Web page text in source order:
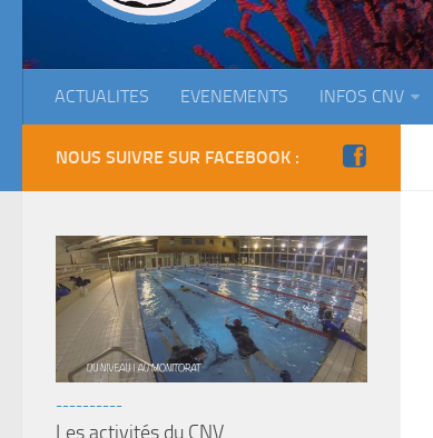
ACTUALITES EVENEMENTS INFOS CNV
NOUS SUIVRE SUR FACEBOOK :
----------
Les activités du CNV